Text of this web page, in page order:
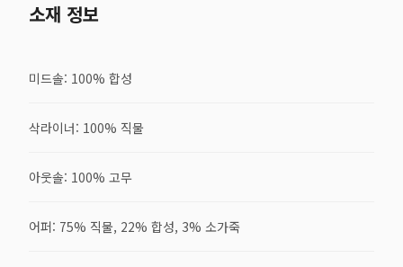
소재 정보
미드솔: 100% 합성
삭라이너: 100% 직물
아웃솔: 100% 고무
어퍼: 75% 직물, 22% 합성, 3% 소가죽